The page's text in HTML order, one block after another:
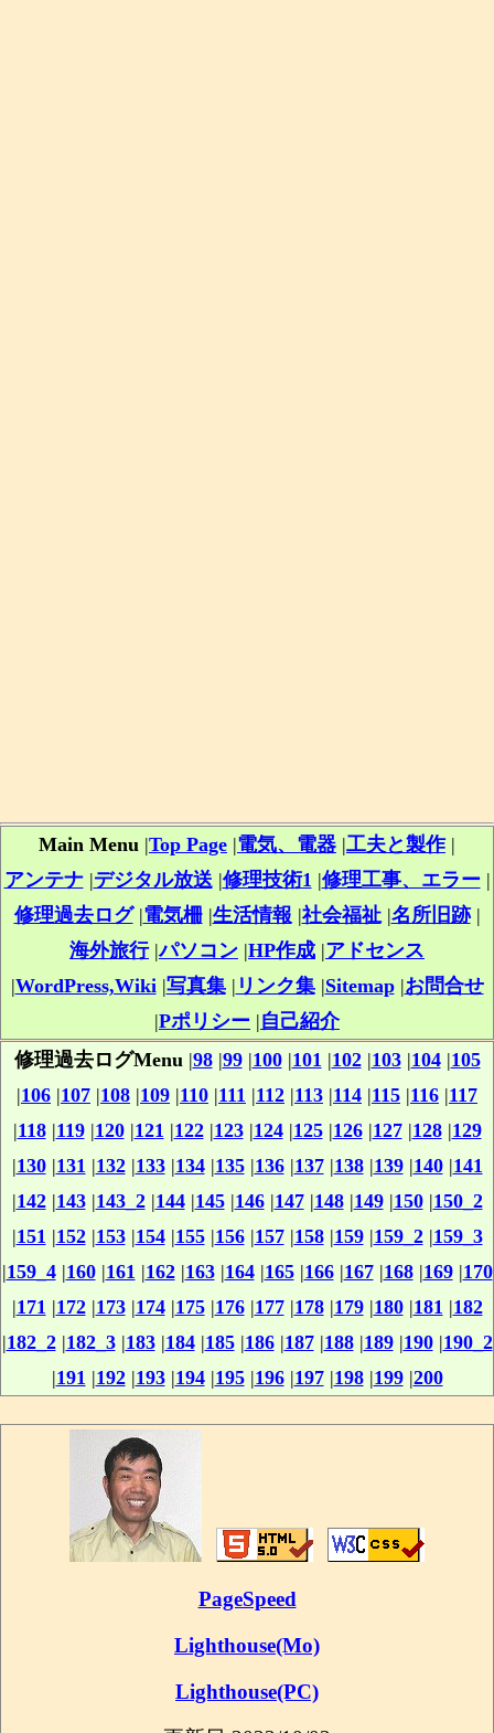
Main Menu |Top Page |電気、電器 |工夫と製作|
アンテナ|デジタル放送|修理技術1 |修理工事、エラー|
修理過去ログ|電気柵|生活情報 |社会福祉|名所旧跡|
海外旅行|パソコン |HP作成 |アドセンス
|WordPress,Wiki|写真集| リンク集|Sitemap|お問合せ
|Pポリシー |自己紹介
修理過去ログMenu|98|99|100|101 |102|103|104|105
|106 |107 |108 |109 |110 |111 |112 |113 |114 |115 |116 |117
|118|119|120|121 |122|123|124|125|126|127|128|129
|130|131 |132|133|134|135|136|137|138|139|140|141
|142|143|143_2|144|145|146|147|148|149|150|150_2
|151 |152|153|154|155|156|157|158|159|159_2|159_3
|159_4|160|161 |162|163|164|165|166|167|168|169|170
|171 |172|173|174|175|176|177|178|179|180|181 |182
|182_2|182_3|183|184|185|186|187|188|189|190|190_2
|191 |192|193|194|195|196|197|198|199|200
PageSpeed
Lighthouse(Mo)
Lighthouse(PC)